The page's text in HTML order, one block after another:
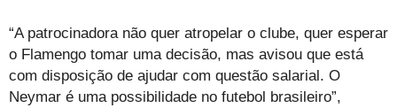
“A patrocinadora não quer atropelar o clube, quer esperar
o Flamengo tomar uma decisão, mas avisou que está
com disposição de ajudar com questão salarial. O
Neymar é uma possibilidade no futebol brasileiro”,